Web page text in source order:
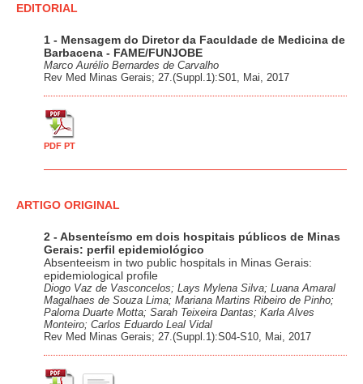
EDITORIAL
1 - Mensagem do Diretor da Faculdade de Medicina de
Barbacena - FAME/FUNJOBE
Marco Aurélio Bernardes de Carvalho
Rev Med Minas Gerais; 27.(Suppl.1):S01, Mai, 2017
PDF PT
ARTIGO ORIGINAL
2 - Absenteísmo em dois hospitais públicos de Minas
Gerais: perfil epidemiológico
Absenteeism in two public hospitals in Minas Gerais:
epidemiological profile
Diogo Vaz de Vasconcelos; Lays Mylena Silva; Luana Amaral
Magalhaes de Souza Lima; Mariana Martins Ribeiro de Pinho;
Paloma Duarte Motta; Sarah Teixeira Dantas; Karla Alves
Monteiro; Carlos Eduardo Leal Vidal
Rev Med Minas Gerais; 27.(Suppl.1):S04-S10, Mai, 2017